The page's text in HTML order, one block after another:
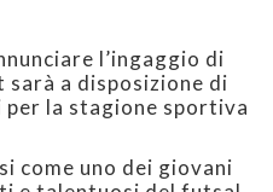
l’ingaggio di
a disposizione di
la stagione sportiva
come uno dei giovani